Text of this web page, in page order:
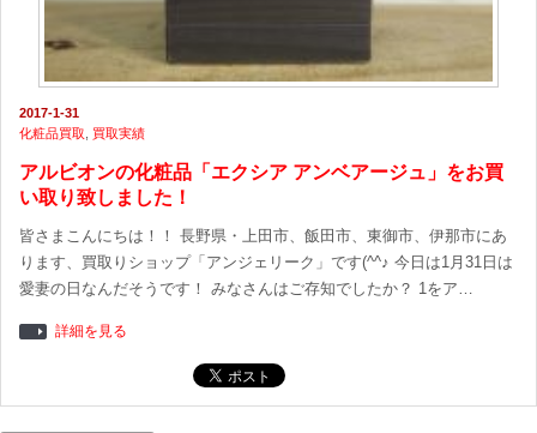
2017-1-31
化粧品買取
買取実績
アルビオンの化粧品「エクシア アンベアージュ」をお買
い取り致しました！
皆さまこんにちは！！ 長野県・上田市、飯田市、東御市、伊那市にあ
ります、買取りショップ「アンジェリーク」です(^^♪ 今日は1月31日は
愛妻の日なんだそうです！ みなさんはご存知でしたか？ 1をア…
詳細を見る